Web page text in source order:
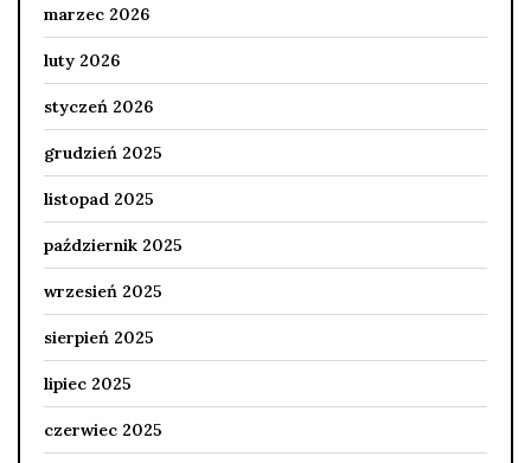
marzec 2026
luty 2026
styczeń 2026
grudzień 2025
listopad 2025
październik 2025
wrzesień 2025
sierpień 2025
lipiec 2025
czerwiec 2025